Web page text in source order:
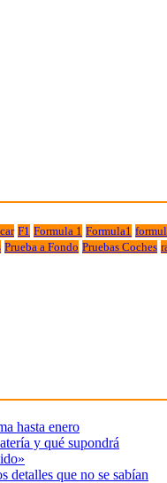
F1 Formula 1 Formula1
Prueba a Fondo Pruebas Coches
hasta enero
y qué supondrá
detalles que no se sabían